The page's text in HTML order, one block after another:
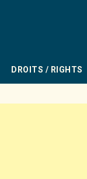
DROITS / RIGHTS